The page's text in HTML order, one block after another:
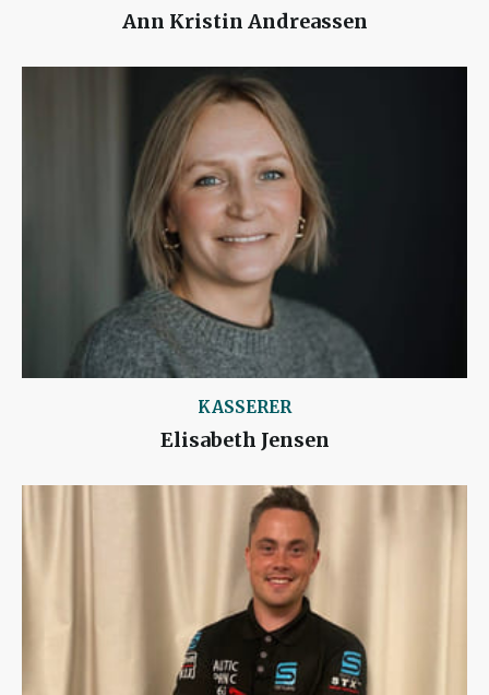
Ann Kristin Andreassen
KASSERER
Elisabeth Jensen